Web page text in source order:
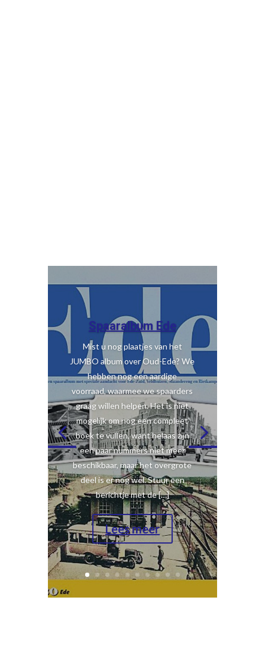
Spaaralbum Ede
Mist u nog plaatjes van het
JUMBO album over Oud-Ede? We
hebben nog een aardige
voorraad, waarmee we spaarders
graag willen helpen. Het is niet
mogelijk om nog een compleet
boek te vullen, want helaas zijn
een paar nummers niet meer
beschikbaar, maar het overgrote
deel is er nog wel. Stuur een
berichtje met de […]
Lees meer